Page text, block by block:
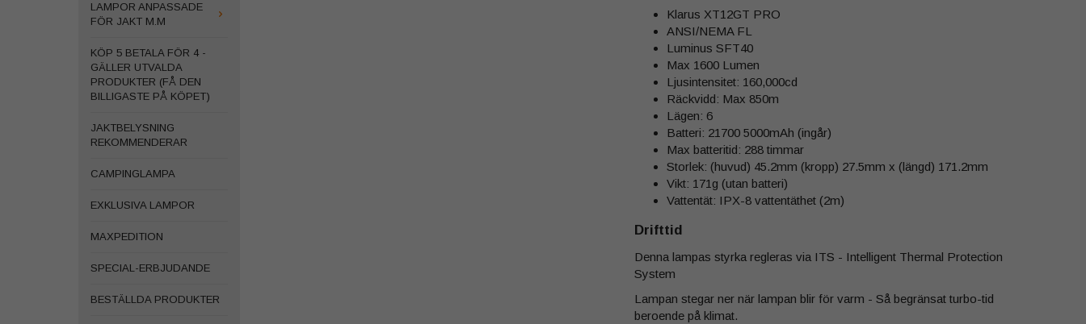
LAMPOR ANPASSADE
FÖR JAKT M.M
KÖP 5 BETALA FÖR 4 -
GÄLLER UTVALDA
PRODUKTER (FÅ DEN
BILLIGASTE PÅ KÖPET)
JAKTBELYSNING
REKOMMENDERAR
CAMPINGLAMPA
EXKLUSIVA LAMPOR
MAXPEDITION
SPECIAL-ERBJUDANDE
BESTÄLLDA PRODUKTER
Klarus XT12GT PRO
ANSI/NEMA FL
Luminus SFT40
Max 1600 Lumen
Ljusintensitet: 160,000cd
Räckvidd: Max 850m
Lägen: 6
Batteri: 21700 5000mAh (ingår)
Max batteritid: 288 timmar
Storlek: (huvud) 45.2mm (kropp) 27.5mm x (längd) 171.2mm
Vikt: 171g (utan batteri)
Vattentät: IPX-8 vattentäthet (2m)
Drifttid
Denna lampas styrka regleras via ITS - Intelligent Thermal Protection
System
Lampan stegar ner när lampan blir för varm - Så begränsat turbo-tid
beroende på klimat.